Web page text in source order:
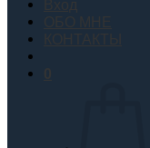
ОБО МНЕ
КОНТАКТЫ